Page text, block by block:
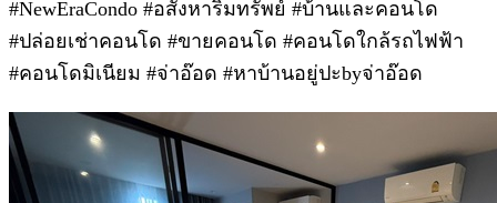
#NewEraCondo #อสังหาริมทรัพย์ #บ้านและคอนโด
#ปล่อยเช่าคอนโด #ขายคอนโด #คอนโดใกล้รถไฟฟ้า
#คอนโดมิเนียม #จ่าอ๊อด #หาบ้านอยู่ปะbyจ่าอ๊อด